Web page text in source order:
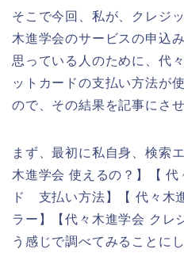
そこで今回、私が、クレジ
木進学会のサービスの申込
思っている人のために、代
ットカードの支払い方法が
ので、その結果を記事にさ
まず、最初に私自身、検索
木進学会 使えるの？】【
ド 支払い方法】【 代々木
ラー】【代々木進学会 ク
う感じで調べてみることにし